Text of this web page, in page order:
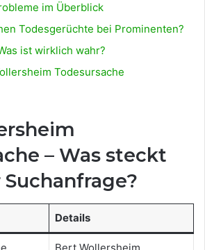
im Überblick
Todesgerüchte bei Prominenten?
ist wirklich wahr?
Todesursache
– Was steckt
Details